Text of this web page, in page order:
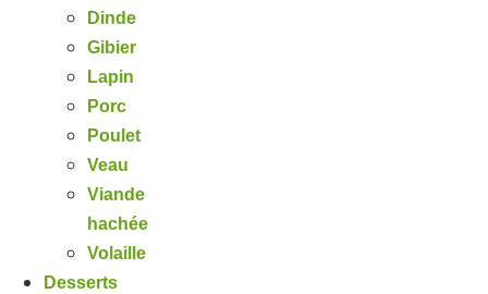
Dinde
Gibier
Lapin
Porc
Poulet
Veau
Viande
hachée
Volaille
Desserts